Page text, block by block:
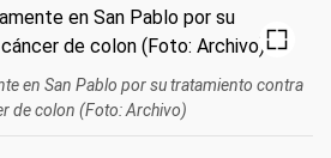
en San Pablo por su tratamiento contra
de colon (Foto: Archivo)